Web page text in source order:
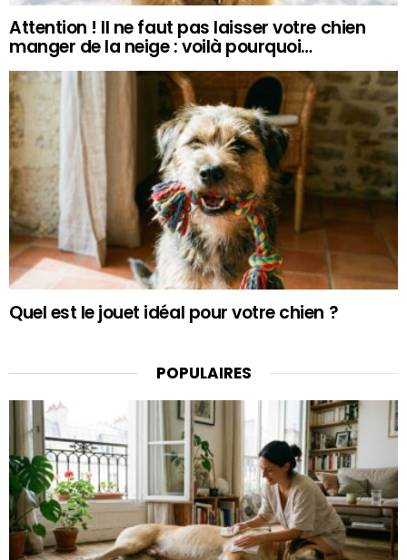
Attention ! Il ne faut pas laisser votre chien
manger de la neige : voilà pourquoi…
Quel est le jouet idéal pour votre chien ?
POPULAIRES